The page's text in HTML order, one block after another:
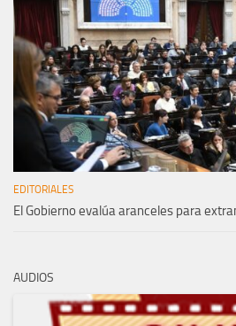
EDITORIALES
El Gobierno evalúa aranceles para
AUDIOS